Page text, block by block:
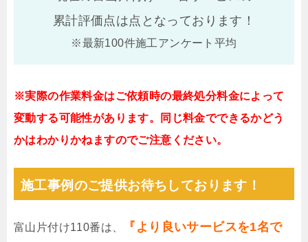
累計評価点は点となっております！
※最新100件施工アンケート平均
※実際の作業料金はご依頼時の最終処分料金によって
変動する可能性があります。同じ料金でできるかどう
かはわかりかねますのでご注意ください。
施工事例のご提供お待ちしております！
富山片付け110番は、
『より良いサービスを1名で